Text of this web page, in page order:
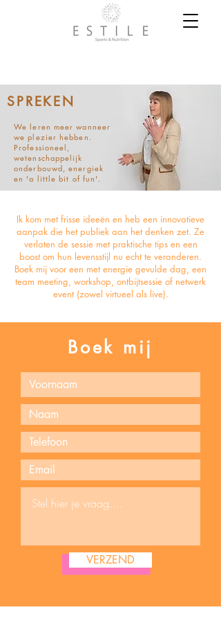
SPREKEN
We leren meer wanneer
we plezier hebben.
Professioneel,
wetenschappelijk
onderbouwd, energiek
en 'a little bit of fun'.
Ik kom met frisse ideeën en heb een innovatieve
aanpak die het publiek aan het denken zet. Ze
verlaten de sessie met praktische tips en een
boost om hun levensstijl nu echt te veranderen.
Boek mij voor een met energie gevulde dag, een
team meeting, workshop, ontbijtsessie of netwerk
event (zowel virtueel als live).
Boek mij
VERZEND